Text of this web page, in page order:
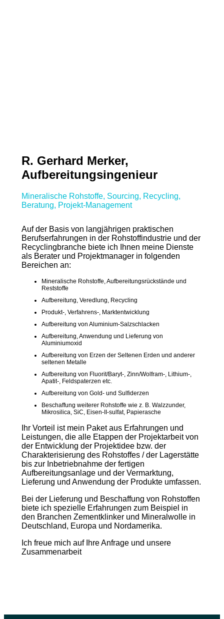
R. Gerhard Merker,
Aufbereitungsingenieur
Mineralische Rohstoffe, Sourcing, Recycling,
Beratung, Projekt-Management
Auf der Basis von langjährigen praktischen
Berufserfahrungen in der Rohstoffindustrie und der
Recyclingbranche biete ich Ihnen meine Dienste
als Berater und Projektmanager in folgenden
Bereichen an:
Mineralische Rohstoffe, Aufbereitungsrückstände und
Reststoffe
Aufbereitung, Veredlung, Recycling
Produkt-, Verfahrens-, Marktentwicklung
Aufbereitung von Aluminium-Salzschlacken
Aufbereitung, Anwendung und Lieferung von
Aluminiumoxid
Aufbereitung von Erzen der Seltenen Erden und anderer
seltenen Metalle
Aufbereitung von Fluorit/Baryt-, Zinn/Wolfram-, Lithium-,
Apatit-, Feldspaterzen etc.
Aufbereitung von Gold- und Sulfiderzen
Beschaffung weiterer Rohstoffe wie z. B. Walzzunder,
Mikrosilica, SiC, Eisen-II-sulfat, Papierasche
Ihr Vorteil ist mein Paket aus Erfahrungen und
Leistungen, die alle Etappen der Projektarbeit von
der Entwicklung der Projektidee bzw. der
Charakterisierung des Rohstoffes / der Lagerstätte
bis zur Inbetriebnahme der fertigen
Aufbereitungsanlage und der Vermarktung,
Lieferung und Anwendung der Produkte umfassen.
Bei der Lieferung und Beschaffung von Rohstoffen
biete ich spezielle Erfahrungen zum Beispiel in
den Branchen Zementklinker und Mineralwolle in
Deutschland, Europa und Nordamerika.
Ich freue mich auf Ihre Anfrage und unsere
Zusammenarbeit